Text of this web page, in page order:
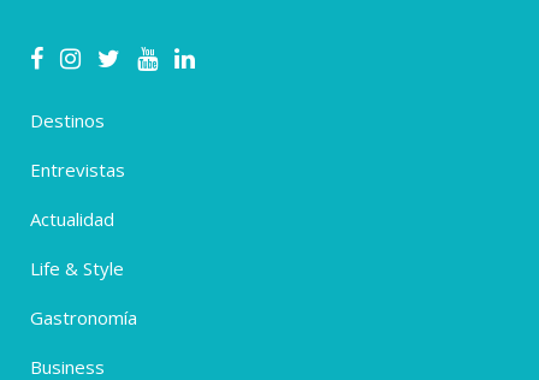
Destinos
Entrevistas
Actualidad
Life & Style
Gastronomía
Business